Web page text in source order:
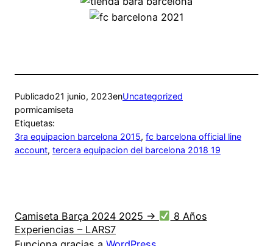
Publicado21 junio, 2023enUncategorized
pormicamiseta
Etiquetas:
3ra equipacion barcelona 2015, fc barcelona official line
account, tercera equipacion del barcelona 2018 19
Camiseta Barça 2024 2025 →
8 Años
Experiencias – LARS7